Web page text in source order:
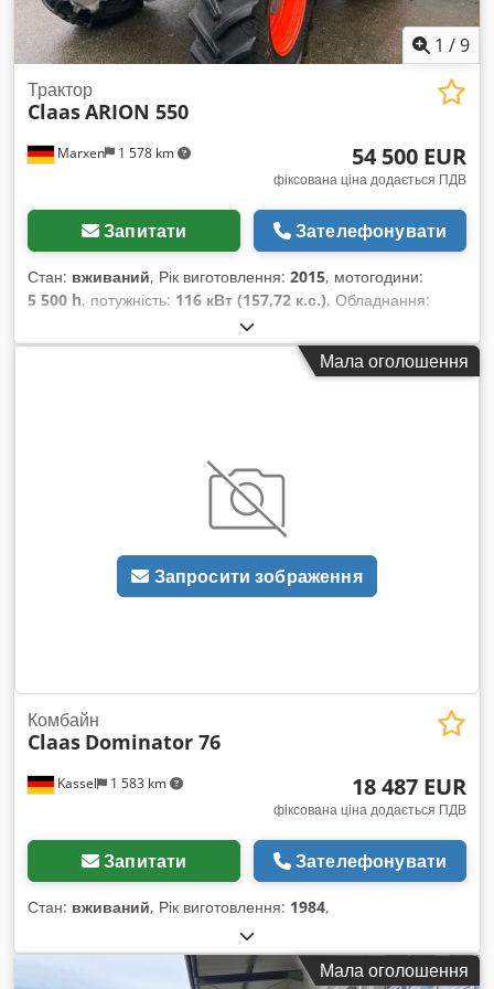
1 /9
Marxen 1 578 km
Трактор
ClaasARION 550
54 500 EUR
фіксована ціна додається ПДВ
Запитати Зателефонувати
Стан: вживаний, Рік виготовлення: 2015, мотогодини:
5 500 h, потужність: 116 кВт (157,72 к.с.), Обладнання:
гальмо зі стисненим повітрям
Мала оголошення
Запросити зображення
Kassel 1 583 km
Комбайн
Claas Dominator 76
18 487 EUR
фіксована ціна додається ПДВ
Запитати Зателефонувати
Стан: вживаний, Рік виготовлення: 1984,
Мала оголошення